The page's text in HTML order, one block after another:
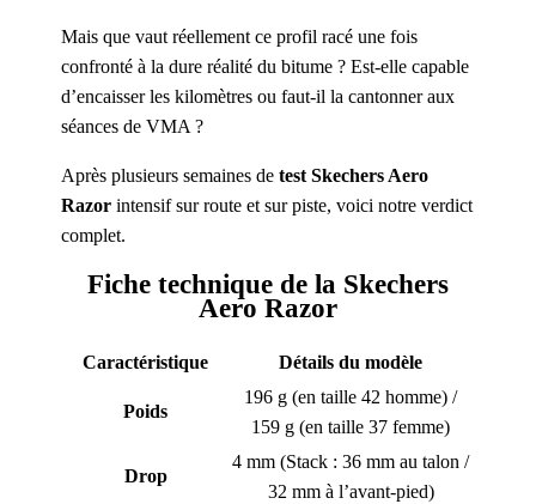
Mais que vaut réellement ce profil racé une fois
confronté à la dure réalité du bitume ? Est-elle capable
d’encaisser les kilomètres ou faut-il la cantonner aux
séances de VMA ?
Après plusieurs semaines detest Skechers Aero
Razor intensif sur route et sur piste, voici notre verdict
complet.
Fiche technique de la Skechers
Aero Razor
Caractéristique Détails du modèle
Poids
196 g (en taille 42 homme) /
159 g (en taille 37 femme)
Drop
4 mm (Stack : 36 mm au talon /
32 mm à l’avant-pied)